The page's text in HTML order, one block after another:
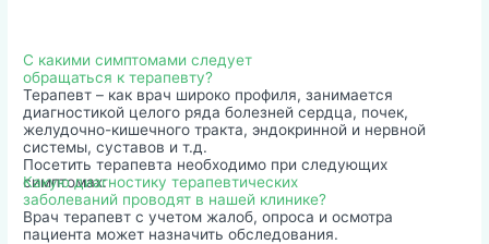
С какими симптомами следует
обращаться к терапевту?
Терапевт – как врач широко профиля, занимается
диагностикой целого ряда болезней сердца, почек,
желудочно-кишечного тракта, эндокринной и нервной
системы, суставов и т.д.
Посетить терапевта необходимо при следующих
симптомах:
Какую диагностику терапевтических
заболеваний проводят в нашей клинике?
Врач терапевт с учетом жалоб, опроса и осмотра
пациента может назначить обследования.